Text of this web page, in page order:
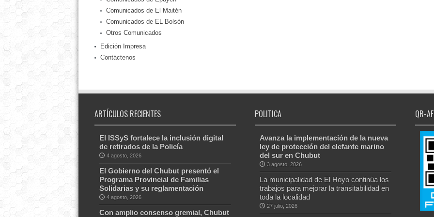
Comunicados de El Maitén
Comunicados de EL Bolsón
Otros Comunicados
Edición Impresa
Contáctenos
ARTÍCULOS RECIENTES
El ISSyS fortalece la inclusión digital
de retirados de la Policía
4 agosto, 2026
El Gobierno del Chubut presentó el
Programa Provincial de Familias
Solidarias y su reglamentación
4 agosto, 2026
Con amplio consenso gremial, Chubut
POLITICA
Avanza la implementación de la nueva
ley de protección del elefante marino
del sur en Chubut
3 agosto, 2026
La municipalidad de El Hoyo continúa los
trabajos para mejorar la transitabilidad en
toda la localidad
27 julio, 2026
QR-